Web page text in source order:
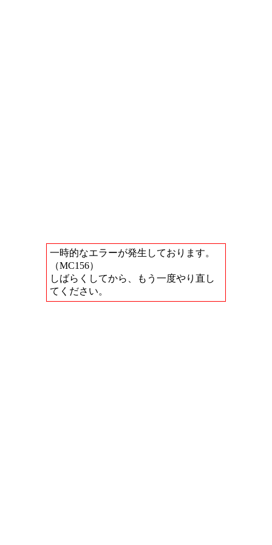
一時的なエラーが発生しております。
（MC156）
しばらくしてから、もう一度やり直し
てください。